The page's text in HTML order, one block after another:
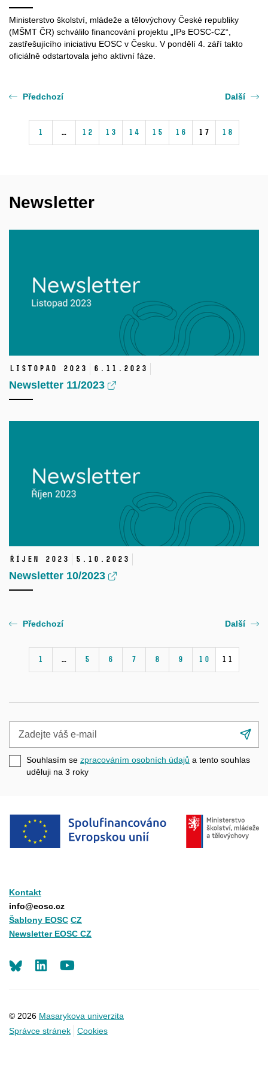
Ministerstvo školství, mládeže a tělovýchovy České republiky
(MŠMT ČR) schválilo financování projektu „IPs EOSC-CZ“,
zastřešujícího iniciativu EOSC v Česku. V pondělí 4. září takto
oficiálně odstartovala jeho aktivní fáze.
Předchozí
1 … 12 13 14 15 16 17 18
Další
Newsletter
Listopad 2023 6. 11. 2023
Newsletter 11/2023
Říjen 2023 5. 10. 2023
Newsletter 10/2023
Předchozí
1 … 5 6 7 8 9 10 11
Další
e-
mail
Souhlasím se zpracováním osobních údajů a tento souhlas
uděluji na 3 roky
Kontakt
info@eosc.cz
Šablony EOSC CZ
Newsletter EOSC CZ
© 2026 Masarykova univerzita
Správce stránek
Cookies
LinkedIn